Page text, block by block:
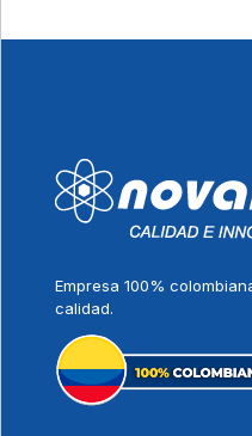
Empresa 100%
calidad.